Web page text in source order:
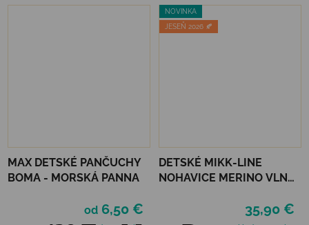
MAX DETSKÉ PANČUCHY
BOMA - MORSKÁ PANNA
od 6,50 €
NOVINKA
JESEŇ 2026 🍂
DETSKÉ MIKK-LINE
NOHAVICE MERINO VLNA
35,90 €